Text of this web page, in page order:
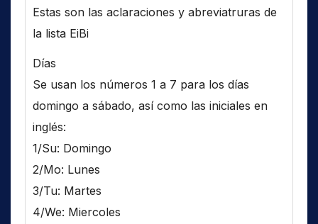
Estas son las aclaraciones y abreviatruras de
la lista EiBi
Días
Se usan los números 1 a 7 para los días
domingo a sábado, así como las iniciales en
inglés:
1/Su: Domingo
2/Mo: Lunes
3/Tu: Martes
4/We: Miercoles